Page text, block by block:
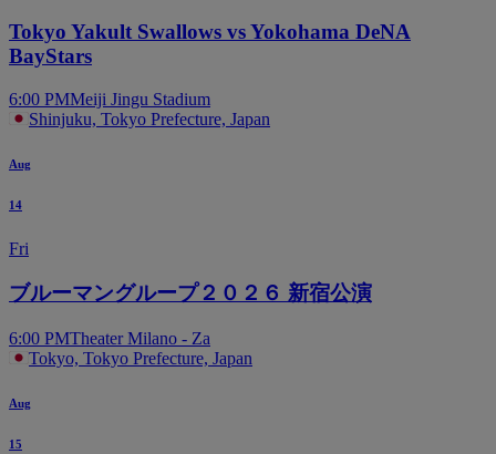
Tokyo Yakult Swallows vs Yokohama DeNA
BayStars
6:00 PMMeiji Jingu Stadium
Shinjuku, Tokyo Prefecture, Japan
Aug
14
Fri
ブルーマングループ２０２６ 新宿公演
6:00 PMTheater Milano - Za
Tokyo, Tokyo Prefecture, Japan
Aug
15